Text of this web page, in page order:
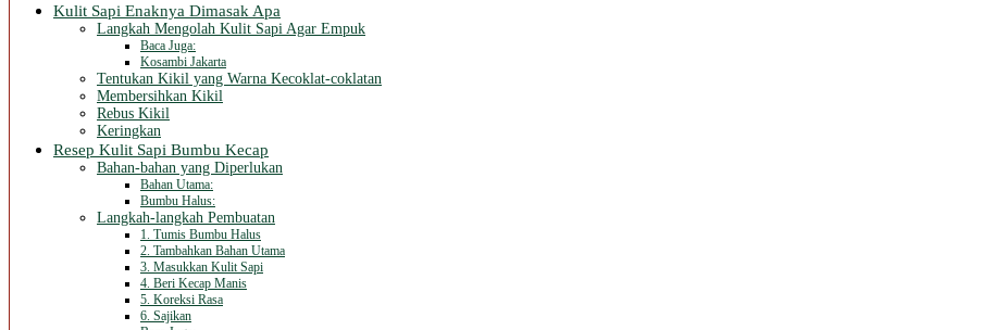
Kulit Sapi Enaknya Dimasak Apa
Langkah Mengolah Kulit Sapi Agar Empuk
Baca Juga:
Kosambi Jakarta
Tentukan Kikil yang Warna Kecoklat-coklatan
Membersihkan Kikil
Rebus Kikil
Keringkan
Resep Kulit Sapi Bumbu Kecap
Bahan-bahan yang Diperlukan
Bahan Utama:
Bumbu Halus:
Langkah-langkah Pembuatan
1. Tumis Bumbu Halus
2. Tambahkan Bahan Utama
3. Masukkan Kulit Sapi
4. Beri Kecap Manis
5. Koreksi Rasa
6. Sajikan